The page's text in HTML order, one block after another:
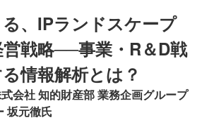
、IPランドスケープ
戦略──事業・R＆D戦
情報解析とは？
会社 知的財産部 業務企画グループ
坂元徹氏